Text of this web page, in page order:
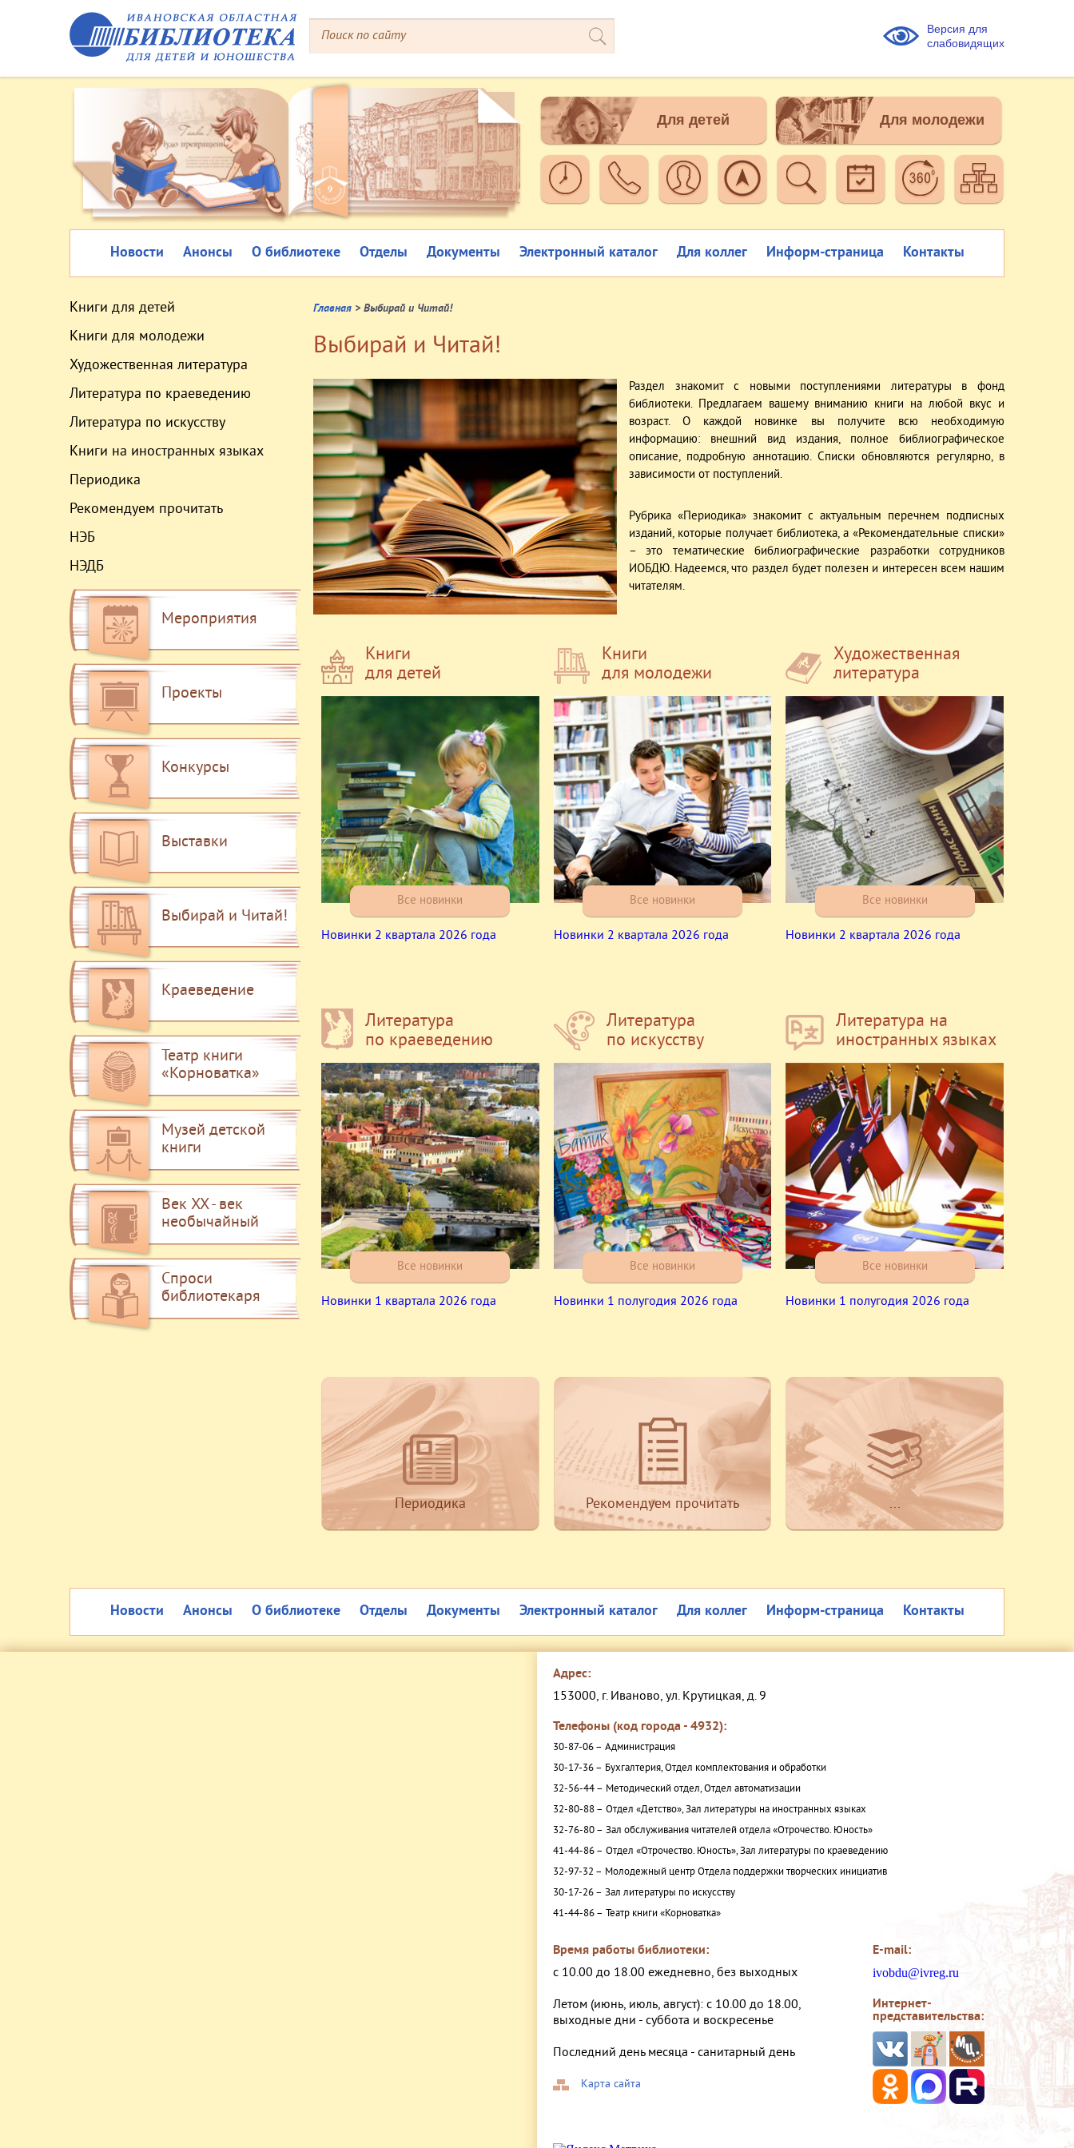
Версия для
слабовидящих
Для детей Для молодежи
Новости Анонсы О библиотеке Отделы Документы Электронный каталог Для коллег Информ-страница Контакты
Книги для детей
Книги для молодежи
Художественная литература
Литература по краеведению
Литература по искусству
Книги на иностранных языках
Периодика
Рекомендуем прочитать
НЭБ
НЭДБ
Мероприятия
Проекты
Конкурсы
Выставки
Выбирай и Читай!
Краеведение
Театр книги
«Корноватка»
Музей детской
книги
Век XX - век
необычайный
Спроси
библиотекаря
Главная > Выбирай и Читай!
Выбирай и Читай!
Раздел знакомит с новыми поступлениями литературы в фонд
библиотеки. Предлагаем вашему вниманию книги на любой вкус и
возраст. О каждой новинке вы получите всю необходимую
информацию: внешний вид издания, полное библиографическое
описание, подробную аннотацию. Списки обновляются регулярно, в
зависимости от поступлений.
Рубрика «Периодика» знакомит с актуальным перечнем подписных
изданий, которые получает библиотека, а «Рекомендательные списки»
– это тематические библиографические разработки сотрудников
ИОБДЮ. Надеемся, что раздел будет полезен и интересен всем нашим
читателям.
Книги
для детей
Все новинки
Новинки 2 квартала 2026 года
Книги
для молодежи
Все новинки
Новинки 2 квартала 2026 года
Художественная
литература
Все новинки
Новинки 2 квартала 2026 года
Литература
по краеведению
Все новинки
Новинки 1 квартала 2026 года
Литература
по искусству
Все новинки
Новинки 1 полугодия 2026 года
Литература на
иностранных языках
Все новинки
Новинки 1 полугодия 2026 года
Периодика Рекомендуем прочитать ...
Новости Анонсы О библиотеке Отделы Документы Электронный каталог Для коллег Информ-страница Контакты
Адрес:
153000, г. Иваново, ул. Крутицкая, д. 9
Телефоны (код города - 4932):
30-87-06 – Администрация
30-17-36 – Бухгалтерия, Отдел комплектования и обработки
32-56-44 – Методический отдел, Отдел автоматизации
32-80-88 – Отдел «Детство», Зал литературы на иностранных языках
32-76-80 – Зал обслуживания читателей отдела «Отрочество. Юность»
41-44-86 – Отдел «Отрочество. Юность», Зал литературы по краеведению
32-97-32 – Молодежный центр Отдела поддержки творческих инициатив
30-17-26 – Зал литературы по искусству
41-44-86 – Театр книги «Корноватка»
Время работы библиотеки:
с 10.00 до 18.00 ежедневно, без выходных
Летом (июнь, июль, август): с 10.00 до 18.00,
выходные дни - суббота и воскресенье
Последний день месяца - санитарный день
Карта сайта
E-mail:
ivobdu@ivreg.ru
Интернет-
представительства: